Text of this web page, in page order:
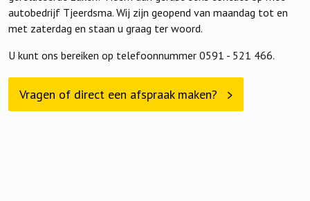
autobedrijf Tjeerdsma. Wij zijn geopend van maandag tot en
met zaterdag en staan u graag ter woord.
U kunt ons bereiken op telefoonnummer 0591 - 521 466.
Vragen of direct een afspraak maken?